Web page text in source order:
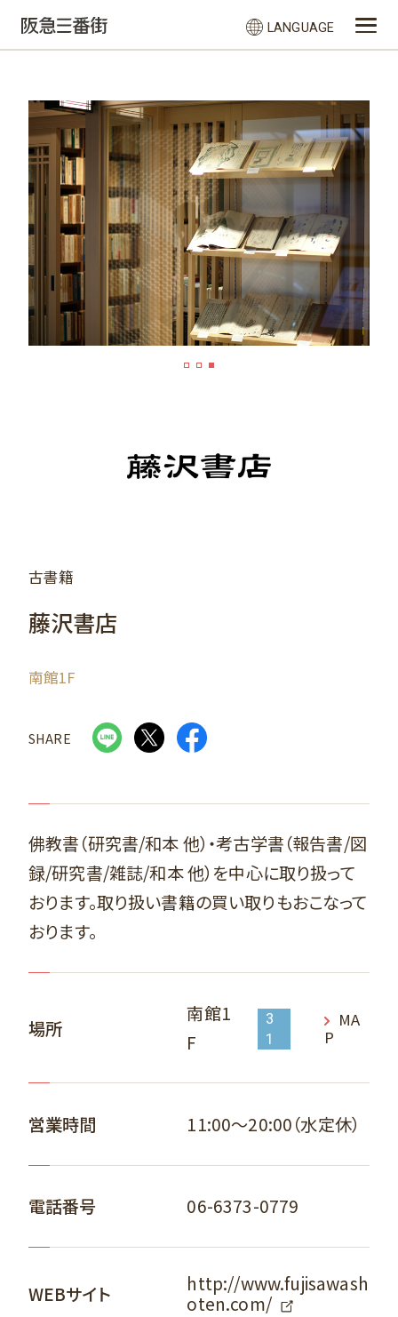
LANGUAGE
古書籍
藤沢書店
南館1F
SHARE
佛教書（研究書/和本 他）・考古学書（報告書/図
録/研究書/雑誌/和本 他）を中心に取り扱って
おります。取り扱い書籍の買い取りもおこなって
おります。
場所
南館1
F
3
1
MA
P
営業時間 11:00～20:00（水定休）
電話番号 06-6373-0779
WEBサイト
http://www.fujisawash
oten.com/